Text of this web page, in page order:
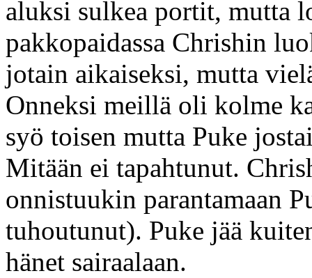
aluksi sulkea portit, mutta
pakkopaidassa Chrishin
jotain aikaiseksi, mutta
Onneksi meillä oli kolme
syö toisen mutta Puke
Mitään ei tapahtunut.
onnistuukin parantamaan
tuhoutunut). Puke jää
hänet sairaalaan.